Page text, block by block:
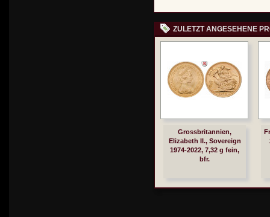
ZULETZT ANGESEHENE
Grossbritannien,
Elizabeth II., Sovereign
1974-2022, 7,32 g fein,
bfr.